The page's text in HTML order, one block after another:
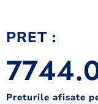
PRET :
Preturile afisate